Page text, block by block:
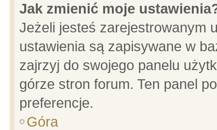
Jak zmienić moje
Jeżeli jesteś zarejestrowanym
ustawienia są zapisywane w
zajrzyj do swojego panelu
górze stron forum. Ten panel
preferencje.
Góra